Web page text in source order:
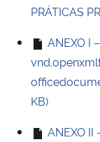
PRÁTICAS
ANEXO I
KB)
ANEXO II